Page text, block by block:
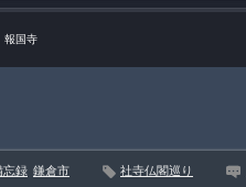
報国寺
忘録 鎌倉市 社寺仏閣巡り